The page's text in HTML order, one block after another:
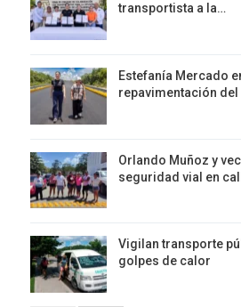
transportista a la…
Estefanía Mercado
repavimentación del
Orlando Muñoz y
seguridad vial en
Vigilan transporte
golpes de calor